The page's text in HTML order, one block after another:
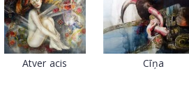
Atver acis Cīņa